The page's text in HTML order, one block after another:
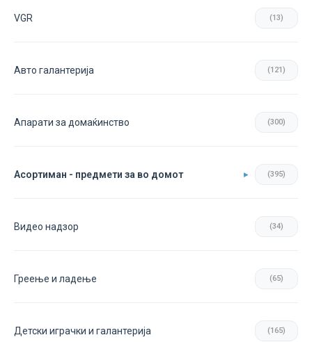
VGR (13)
Авто галантерија (121)
Апарати за домаќинство (300)
Асортиман - предмети за во домот (395)
Видео надзор (34)
Греење и ладење (65)
Детски играчки и галантерија (165)